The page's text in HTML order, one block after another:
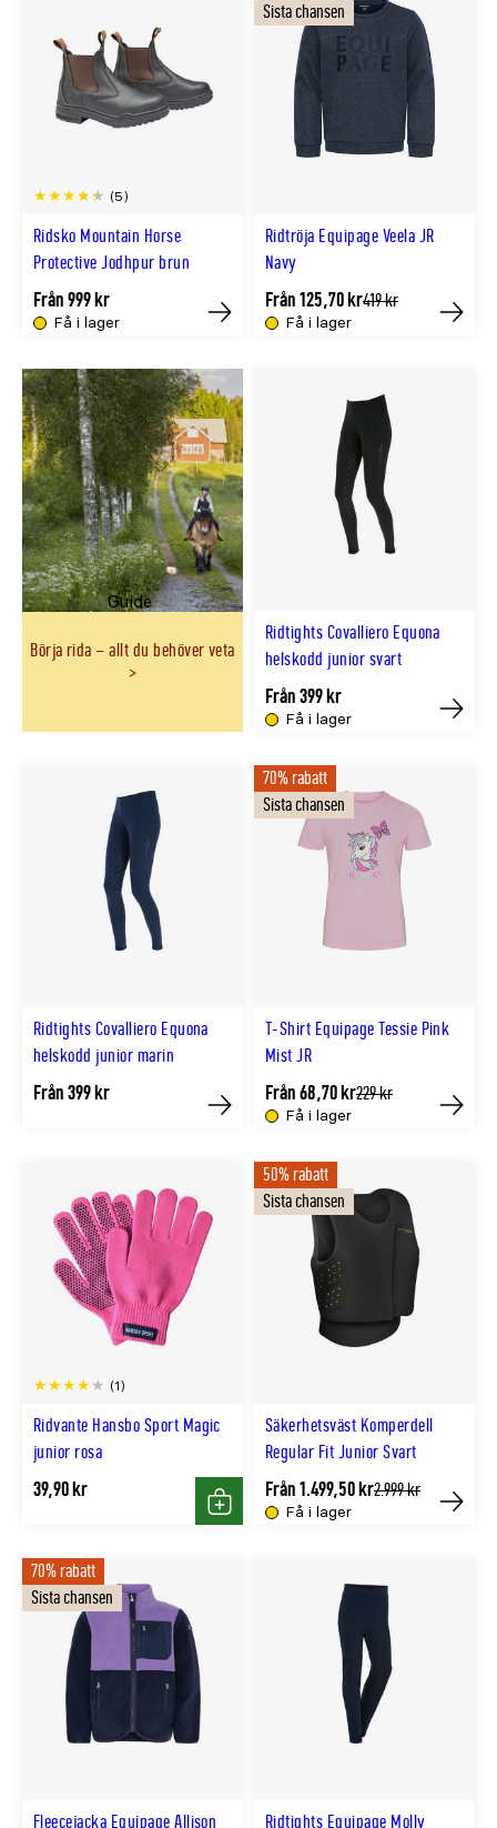
Ridsko Mountain Horse
Protective Jodhpur brun
(5)
Få i lager
Från 999 kr
Köp
Ridtröja Equipage Veela JR
Navy
Sista chansen
Få i lager
Från 125,70 krTidligere
419 kr
Köp
Guide
Börja rida – allt du behöver veta
Ridtights Covalliero Equona
helskodd junior svart
Få i lager
Från 399 kr
Köp
Ridtights Covalliero Equona
helskodd junior marin
Från 399 kr
Köp
T-Shirt Equipage Tessie Pink
Mist JR
70% rabatt
Sista chansen
Få i lager
Från 68,70 krTidligere
229 kr
Köp
Ridvante Hansbo Sport Magic
junior rosa
(1)
39,90 kr
Köp
Säkerhetsväst Komperdell
Regular Fit Junior Svart
50% rabatt
Sista chansen
Få i lager
Från 1.499,50 krTidligere
2.999 kr
Köp
Fleecejacka Equipage Allison
70% rabatt
Sista chansen
Ridtights Equipage Molly